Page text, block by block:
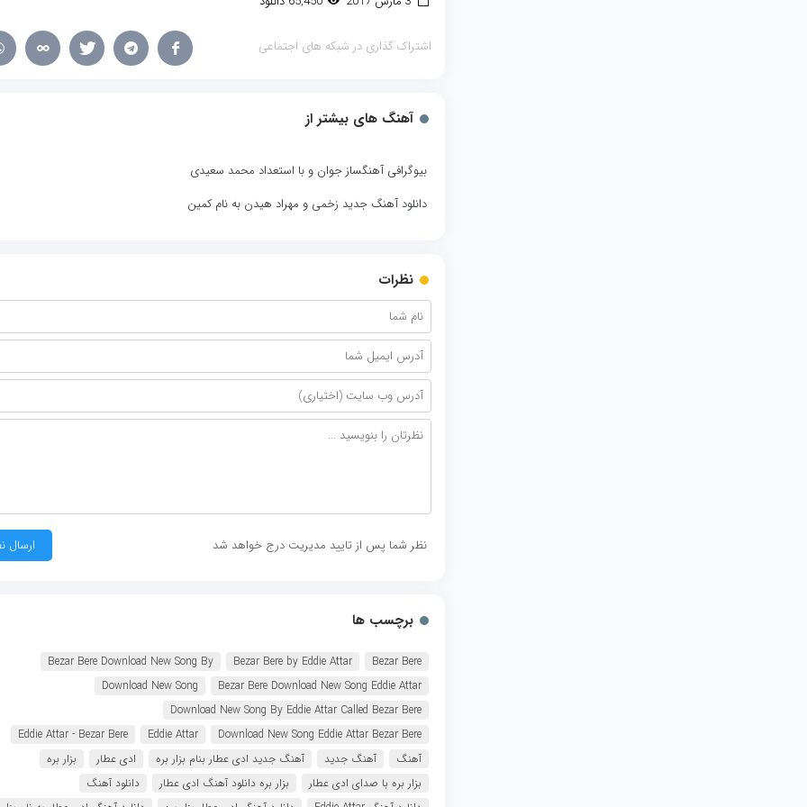
اشتراک گذاری در شبکه های اجتماعی
آهنگ های بیشتر از
بیوگرافی آهنگساز جوان و با استعداد محمد سعیدی
دانلود آهنگ جدید زخمی و مهراد هیدن به نام کمین
نظرات
نظر شما پس از تایید مدیریت درج خواهد شد
برچسب ها
Bezar Bere
Bezar Bere by Eddie Attar
Bezar Bere Download New Song By
Bezar Bere Download New Song Eddie Attar
Download New Song
Download New Song By Eddie Attar Called Bezar Bere
Download New Song Eddie Attar Bezar Bere
Eddie Attar
Eddie Attar - Bezar Bere
آهنگ
آهنگ جدید آهنگ جدید ادی عطار بنام بزار بره ادی عطار
بزار بره
بزار بره با صدای ادی عطار
بزار بره دانلود آهنگ ادی عطار
دانلود آهنگ